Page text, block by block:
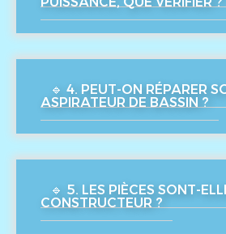
🔹 4. PEUT-ON RÉPARER
ASPIRATEUR DE BASSIN ?
🔹 5. LES PIÈCES SONT-
CONSTRUCTEUR ?